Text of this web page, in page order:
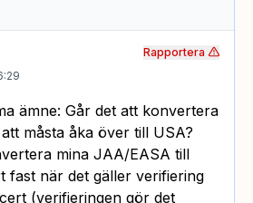
ämne: Går det att konvertera
måsta åka över till USA?
mina JAA/EASA till
fast när det gäller verifiering
(verifieringen gör det
Rapportera